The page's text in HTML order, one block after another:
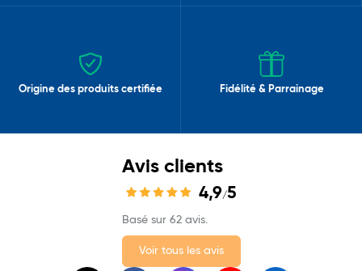
Origine des produits certifiée Fidélité & Parrainage
Avis clients
4,9/5
Basé sur 62 avis.
Voir tous les avis